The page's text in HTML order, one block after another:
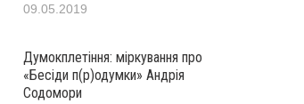
09.05.2019
Думокплетіння: міркування про
«Бесіди п(р)одумки» Андрія
Содомори